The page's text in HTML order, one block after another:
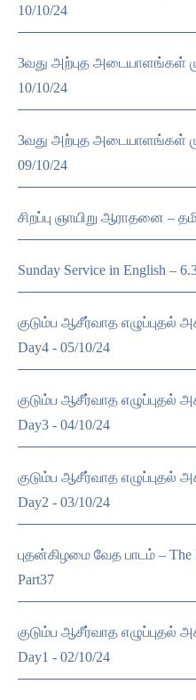
10/10/24
3வது அற்புத அடையாளங்கள்
10/10/24
3வது அற்புத அடையாளங்கள்
09/10/24
சிறப்பு ஞாயிறு ஆராதனை –
Sunday Service in English –
குடும்ப ஆசீர்வாத எழுப்புதல்
Day4 - 05/10/24
குடும்ப ஆசீர்வாத எழுப்புதல்
Day3 - 04/10/24
குடும்ப ஆசீர்வாத எழுப்புதல்
Day2 - 03/10/24
புதன்கிழமை வேத பாடம் – The
Part37
குடும்ப ஆசீர்வாத எழுப்புதல்
Day1 - 02/10/24